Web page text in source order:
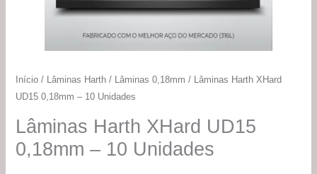
Início / Lâminas Harth / Lâminas 0,18mm / Lâminas Harth XHard
UD15 0,18mm – 10 Unidades
Lâminas Harth XHard UD15
0,18mm – 10 Unidades